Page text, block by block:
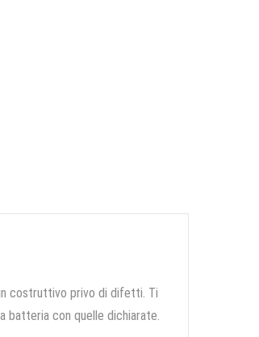
costruttivo privo di difetti. Ti
batteria con quelle dichiarate.